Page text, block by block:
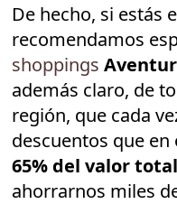
De hecho, si estás
recomendamos
shoppings
además claro, de
región, que cada
descuentos que en
65% del valor total
ahorrarnos miles